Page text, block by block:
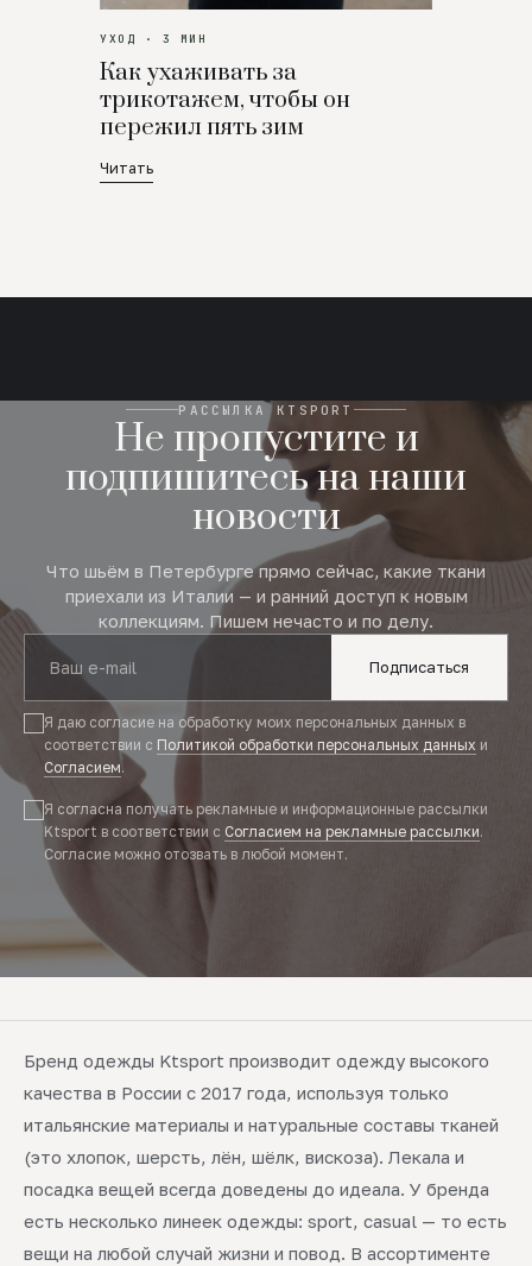
УХОД · 3 МИН
Как ухаживать за
трикотажем, чтобы он
пережил пять зим
Читать
РАССЫЛКА KTSPORT
Не пропустите и
подпишитесь на наши
новости
Что шьём в Петербурге прямо сейчас, какие ткани
приехали из Италии — и ранний доступ к новым
коллекциям. Пишем нечасто и по делу.
Подписаться
Я даю согласие на обработку моих персональных данных в
соответствии с Политикой обработки персональных данных и
Согласием.
Я согласна получать рекламные и информационные рассылки
Ktsport в соответствии с Согласием на рекламные рассылки.
Согласие можно отозвать в любой момент.
Бренд одежды Ktsport производит одежду высокого
качества в России с 2017 года, используя только
итальянские материалы и натуральные составы тканей
(это хлопок, шерсть, лён, шёлк, вискоза). Лекала и
посадка вещей всегда доведены до идеала. У бренда
есть несколько линеек одежды: sport, casual — то есть
вещи на любой случай жизни и повод. В ассортименте